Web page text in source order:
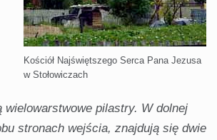
Kościół Najświętszego Serca Pana Jezusa
w Stołowiczach
wielowarstwowe pilastry. W dolnej
stronach wejścia, znajdują się dwie